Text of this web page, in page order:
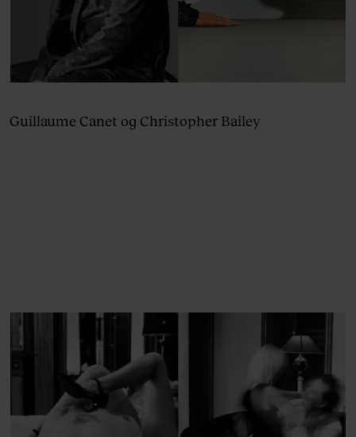
Guillaume Canet og Christopher Bailey